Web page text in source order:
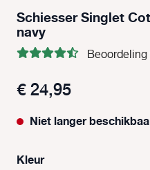
Schiesser Singlet
navy
€ 24,95
Niet langer
Selecteer
Kleur